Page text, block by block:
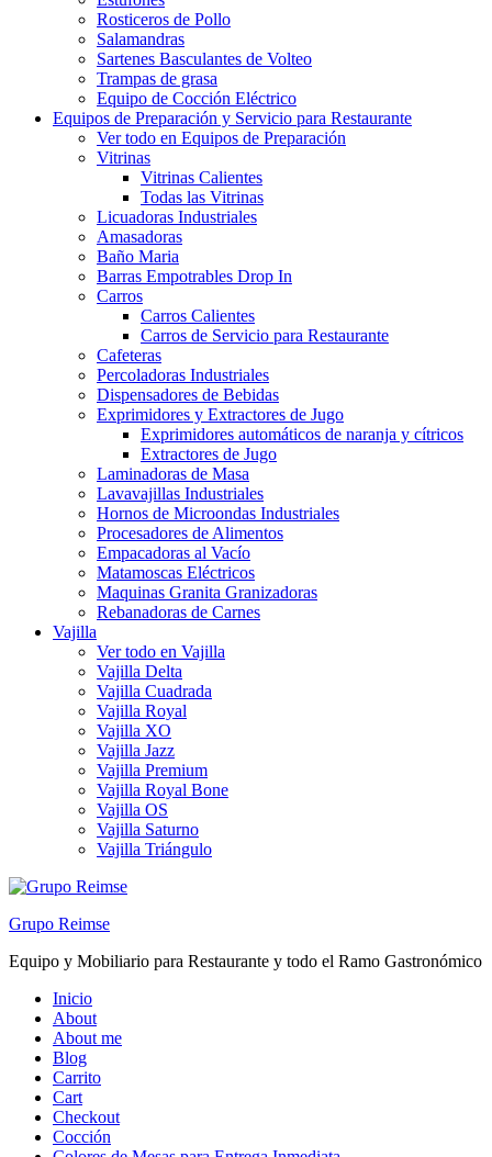
Rosticeros de Pollo
Salamandras
Sartenes Basculantes de Volteo
Trampas de grasa
Equipo de Cocción Eléctrico
Equipos de Preparación y Servicio para Restaurante
Ver todo en Equipos de Preparación
Vitrinas
Vitrinas Calientes
Todas las Vitrinas
Licuadoras Industriales
Amasadoras
Baño Maria
Barras Empotrables Drop In
Carros
Carros Calientes
Carros de Servicio para Restaurante
Cafeteras
Percoladoras Industriales
Dispensadores de Bebidas
Exprimidores y Extractores de Jugo
Exprimidores automáticos de naranja y cítricos
Extractores de Jugo
Laminadoras de Masa
Lavavajillas Industriales
Hornos de Microondas Industriales
Procesadores de Alimentos
Empacadoras al Vacío
Matamoscas Eléctricos
Maquinas Granita Granizadoras
Rebanadoras de Carnes
Vajilla
Ver todo en Vajilla
Vajilla Delta
Vajilla Cuadrada
Vajilla Royal
Vajilla XO
Vajilla Jazz
Vajilla Premium
Vajilla Royal Bone
Vajilla OS
Vajilla Saturno
Vajilla Triángulo
Grupo Reimse
Equipo y Mobiliario para Restaurante y todo el Ramo Gastronómico
Inicio
About
About me
Blog
Carrito
Cart
Checkout
Cocción